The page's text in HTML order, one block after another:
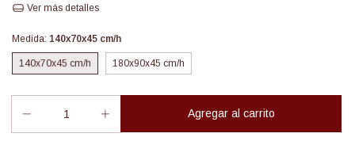
Ver más detalles
Medida: 140x70x45 cm/h
140x70x45 cm/h 180x90x45 cm/h